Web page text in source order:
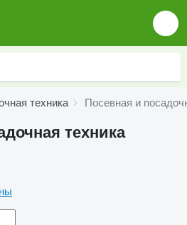
техника Посевная и
техника